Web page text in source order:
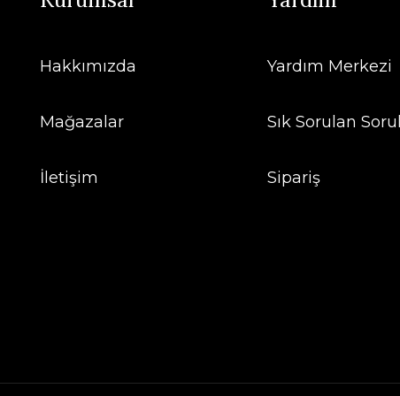
Hakkımızda
Mağazalar
İletişim
Yardım Merkezi
Sık Sorulan
Sipariş